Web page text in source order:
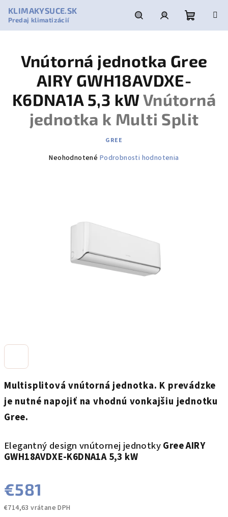
obsah
KLIMAKYSUCE.SK
Predaj klimatizácií
HľadaťPrihlásenie
košík
Multisplitová vnútorná jednotka. K prevádzke
je nutné napojiť na vhodnú vonkajšiu jednotku
Gree.
Elegantný design vnútornej jednotkyGreeAIRY
GWH18AVDXE-K6DNA1A 5,3 kW
€581
€714,63 vrátane DPH
Vnútorná jednotka Gree
AIRY GWH18AVDXE-
K6DNA1A 5,3 kWVnútorná
jednotka k Multi Split
GREE
Priemerné
hviezdičiek.
Neohodnotené Podrobnosti hodnotenia